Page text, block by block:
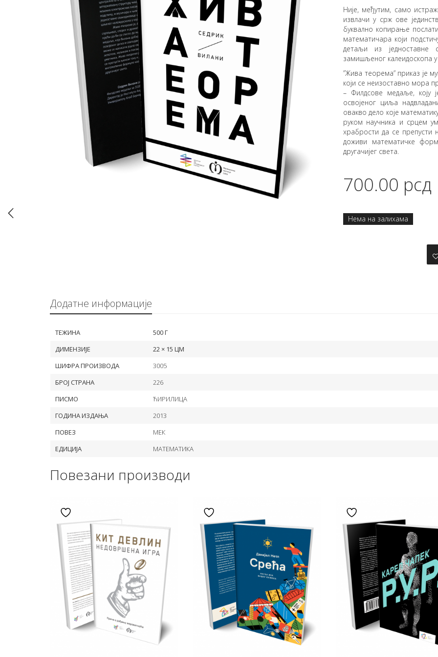
Није, међутим, само
извлачи у срж ове
буквално копирање
математичара који
детаљи из једноставне
замишљеног калеидоскопа
”Жива теорема” приказ је
који се неизоставно мора
– Филдсове медаље, коју
освојеног циља
овакво дело које
руком научника и срцем
храбрости да се
доживи математичке
другачијег света.
700.00 рсд
Нема на залихама
Додатне информације
ТЕЖИНА
500 Г
ДИМЕНЗИЈЕ
22 × 15 ЦМ
ШИФРА ПРОИЗВОДА
3005
БРОЈ СТРАНА
226
ПИСМО
ЋИРИЛИЦА
ГОДИНА ИЗДАЊА
2013
ПОВЕЗ
МЕК
ЕДИЦИЈА
МАТЕМАТИКА
Повезани производи